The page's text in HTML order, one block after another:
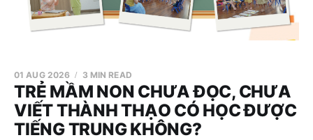
TRẺ MẦM NON CHƯA ĐỌC, CHƯA
VIẾT THÀNH THẠO CÓ HỌC ĐƯỢC
TIẾNG TRUNG KHÔNG?
01 AUG 2026 3 MIN READ